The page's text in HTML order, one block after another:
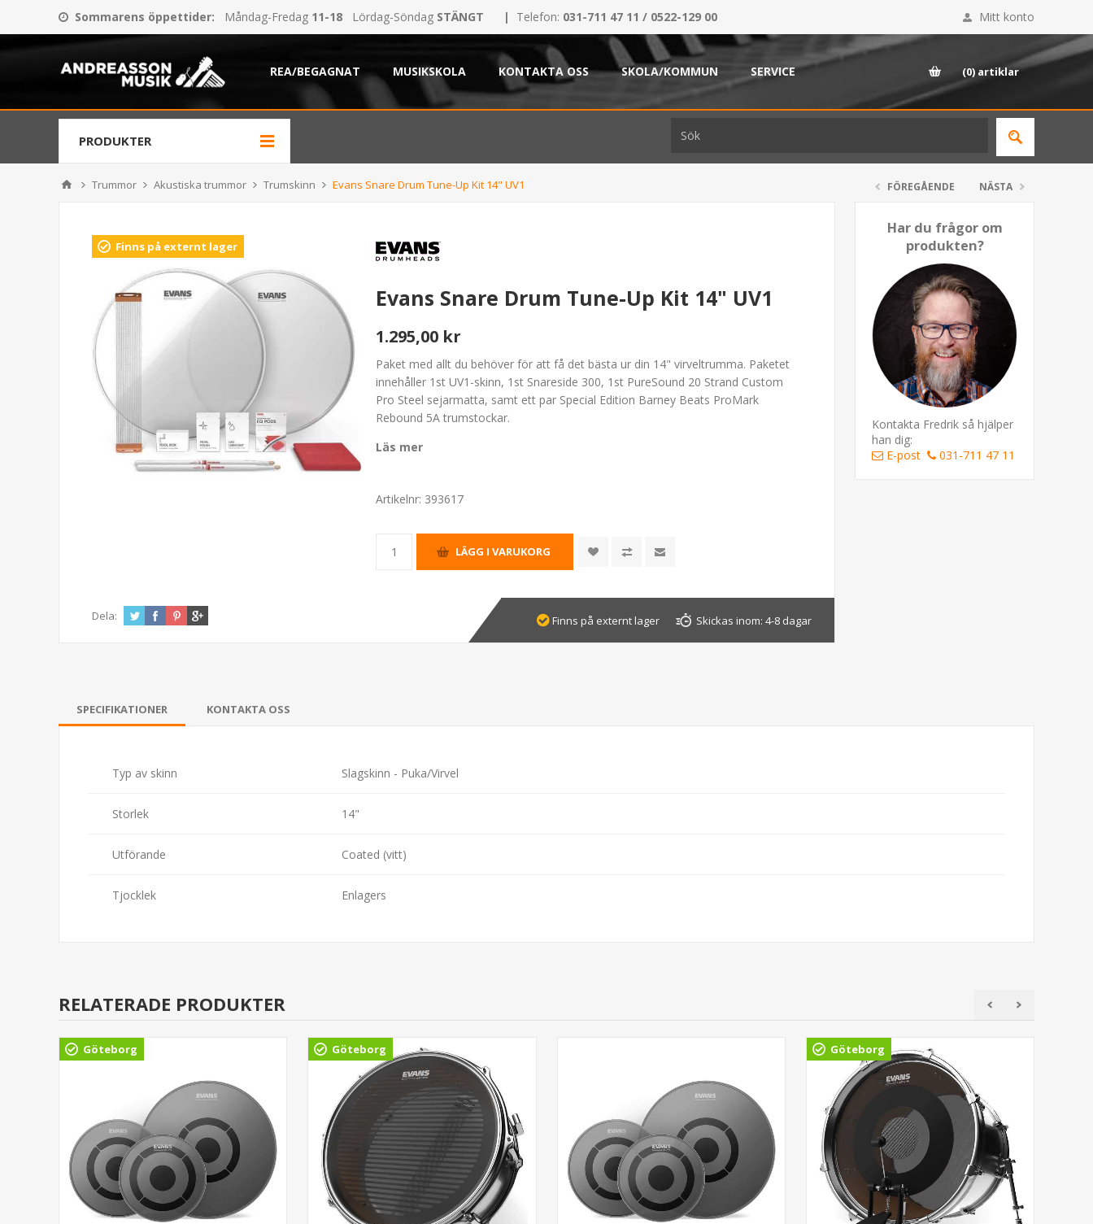
Sommarens öppettider: Måndag-Fredag 11-18 Lördag-Söndag STÄNGT | Telefon: 031-711 47 11 / 0522-129 00 Mitt konto
REA/BEGAGNAT MUSIKSKOLA KONTAKTA OSS SKOLA/KOMMUN SERVICE (0) artiklar
PRODUKTER
Trummor Akustiska trummor Trumskinn Evans Snare Drum Tune-Up Kit 14" UV1 FÖREGÅENDE NÄSTA
Har du frågor om
produkten?
Kontakta Fredrik så hjälper
han dig:
E-post
031-711 47 11
Finns på externt lager
Evans Snare Drum Tune-Up Kit 14" UV1
1.295,00 kr
Paket med allt du behöver för att få det bästa ur din 14" virveltrumma. Paketet
innehåller 1st UV1-skinn, 1st Snareside 300, 1st PureSound 20 Strand Custom
Pro Steel sejarmatta, samt ett par Special Edition Barney Beats ProMark
Rebound 5A trumstockar.
Läs mer
Artikelnr: 393617
Dela: Finns på externt lager Skickas inom: 4-8 dagar
SPECIFIKATIONER KONTAKTA OSS
Typ av skinn Slagskinn - Puka/Virvel
Storlek 14"
Utförande Coated (vitt)
Tjocklek Enlagers
RELATERADE PRODUKTER
Göteborg Göteborg Göteborg